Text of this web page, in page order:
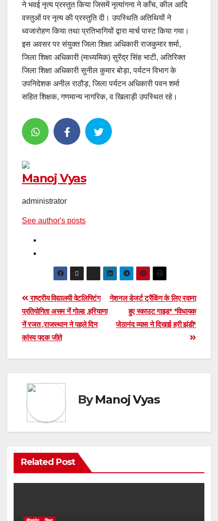
ने भवई नृत्य प्रस्तुत किया जिसमें नृत्यांगना ने काँच, कील आदि
वस्तुओं पर नृत्य की प्रस्तुति दी। उपस्थिति अतिथियों ने
ध्वजारोहण किया तथा प्रतिभागियों द्वारा मार्च पास्ट किया गया।
इस अवसर पर संयुक्त जिला शिक्षा अधिकारी राजकुमार शर्मा,
जिला शिक्षा अधिकारी (माध्यमिक) सुरेंद्र सिंह भाटी, अतिरिक्त
जिला शिक्षा अधिकारी सुनील कुमार बोड़ा, पर्यटन विभाग के
उपनिदेशक अनील राठौड़, जिला पर्यटन अधिकारी पवन शर्मा
सहित शिक्षक, गणमान्य नागरिक, व खिलाड़ी उपस्थित रहे।
Manoj Vyas
administrator
See author's posts
Post
navigation
नेशनल डेजर्ट ट्रैकिंग के लिए रवाना
हुए स्काउट गाइड* *विधायक
जेठानंद व्यास ने दिखाई हरी झंडी*
राष्ट्रीय विद्यालयी वेटलिफ्टिंग
प्रतियोगिता असम नें गोल्ड ,हरियाणा
नें रजत ,राजस्थान ने पहले दिन
कांस्य पदक जीते
ByManoj Vyas
Related Post